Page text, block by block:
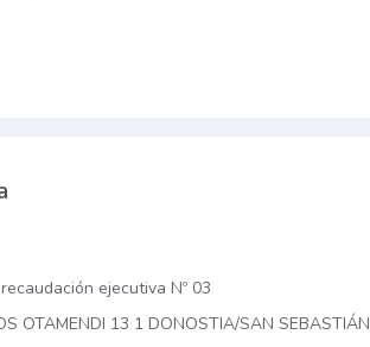
ejecutiva Nº 03
OTAMENDI 13 1 DONOSTIA/SAN SEBASTIÁN